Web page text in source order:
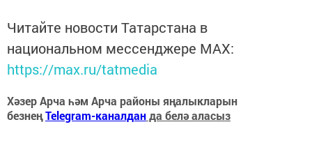
Читайте новости Татарстана в
национальном мессенджере MАХ:
https://max.ru/tatmedia
Хәзер Арча һәм Арча районы яңалыкларын
безнеңTelegram-каналданда белә аласыз